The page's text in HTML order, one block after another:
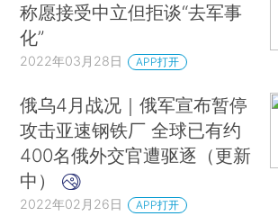
称愿接受中立但拒谈“去军事
化”
2022年03月28日 APP打开
俄乌4月战况｜俄军宣布暂停
攻击亚速钢铁厂 全球已有约
400名俄外交官遭驱逐（更新
中）
2022年02月26日 APP打开